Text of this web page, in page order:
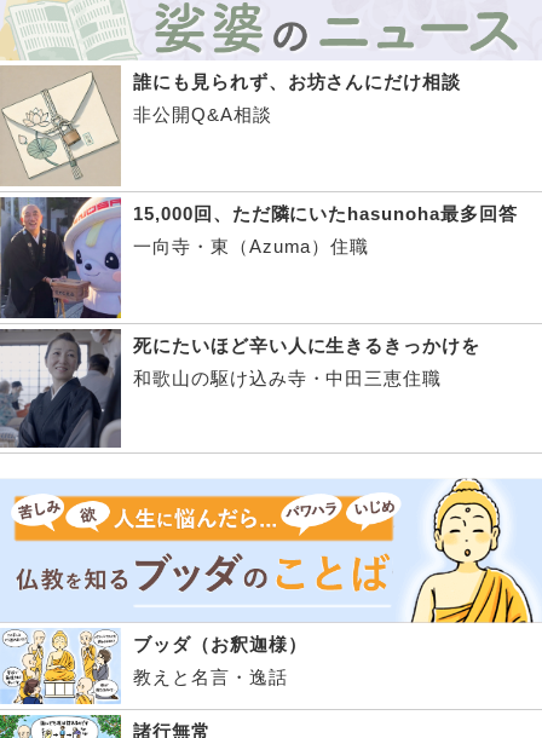
誰にも見られず、お坊さんにだけ相談
非公開Q&A相談
15,000回、ただ隣にいたhasunoha最多回答
一向寺・東（Azuma）住職
死にたいほど辛い人に生きるきっかけを
和歌山の駆け込み寺・中田三恵住職
ブッダ（お釈迦様）
教えと名言・逸話
諸行無常